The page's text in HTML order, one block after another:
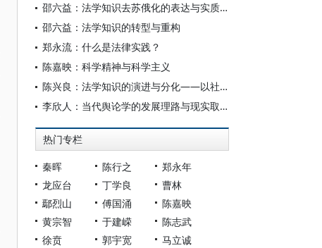
邵六益：法学知识去苏俄化的表达与实质——以刑法学为分析重点
邵六益：法学知识的转型与重构
郑永流：什么是法律实践？
陈嘉映：科学精神与科学主义
陈兴良：法学知识的演进与分化——以社科法学与法教义学为视角
李欣人：当代舆论学的发展理路与现实取向
热门专栏
秦晖 陈行之
郑永年
龙应台
丁学良
曹林
鄢烈山
傅国涌
陈嘉映
黄宗智
于建嵘
陈志武
徐贲
郭宇宽
马立诚